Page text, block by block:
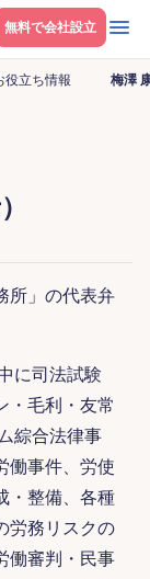
無料で会社設立 メニ
役立ち情報 梅澤
所」の代表弁
に司法試験
・毛利・友常
綜合法律事
働事件、労使
・整備、各種
労務リスクの
働審判・民事